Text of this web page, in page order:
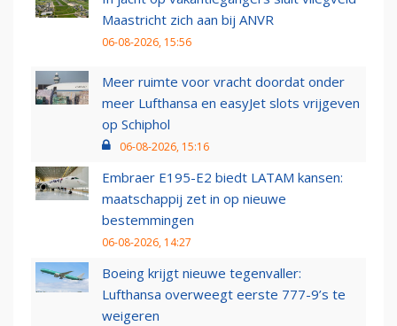
Maastricht zich aan bij ANVR
06-08-2026, 15:56
Meer ruimte voor vracht doordat onder
meer Lufthansa en easyJet slots vrijgeven
op Schiphol
06-08-2026, 15:16
Embraer E195-E2 biedt LATAM kansen:
maatschappij zet in op nieuwe
bestemmingen
06-08-2026, 14:27
Boeing krijgt nieuwe tegenvaller:
Lufthansa overweegt eerste 777-9’s te
weigeren